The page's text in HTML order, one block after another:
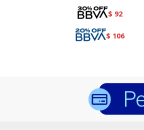
$ 92
$ 106